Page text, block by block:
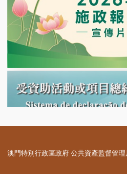
澳門特別行政區政府 公共資產監督管